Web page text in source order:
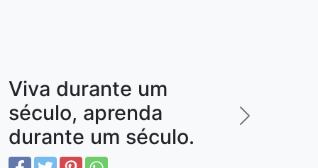
Viva durante um
século, aprenda
durante um século.